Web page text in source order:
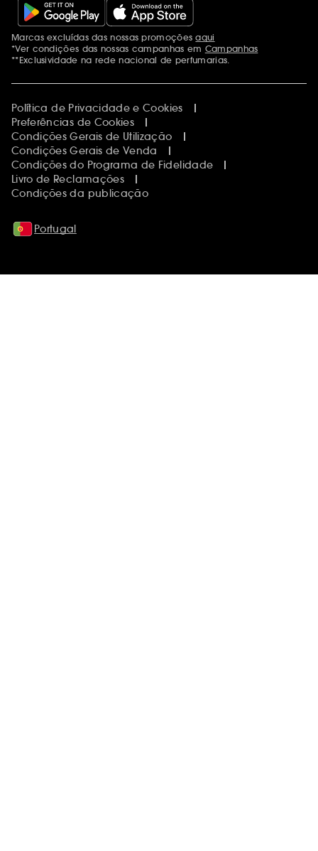
Menções adicionais
Marcas excluídas das nossas promoçõesaqui
*Ver condições das nossas campanhas em Campanhas
**Exclusividade na rede nacional de perfumarias.
Política de Privacidade e Cookies
Preferências de Cookies
Condições Gerais de Utilização
Condições Gerais de Venda
Condições do Programa de Fidelidade
Livro de Reclamações
Condições da publicação
Portugal